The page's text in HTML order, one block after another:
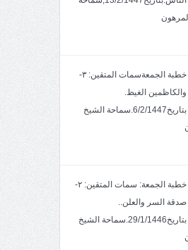
خطبة الجمعةسمات المتقين: ٣-
والكاظمين الغيظ.
بتاريخ6/2/1447.سماحة الشيخ
خطبة الجمعة: سمات المتقين: ٢-
صدقة السر والعلن..
بتاريخ29/1/1446.سماحة الشيخ